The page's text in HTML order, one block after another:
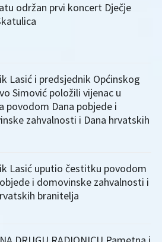
održan prvi koncert Dječje
Lasić i predsjednik Općinskog
Simović položili vijenac u
povodom Dana pobjede i
zahvalnosti i Dana hrvatskih
Lasić uputio čestitku povodom
i domovinske zahvalnosti i
branitelja